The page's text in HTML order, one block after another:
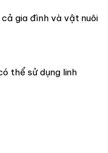
gia đình và vật nuôi
thể sử dụng linh